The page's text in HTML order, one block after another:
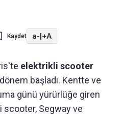
Kaydet a-|+A
elektrikli scooter
başladı. Kentte ve
günü yürürlüğe giren
Segway ve